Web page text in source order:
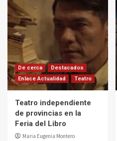
De cerca
Destacados
Enlace Actualidad
Teatro
Teatro independiente
de provincias en la
Feria del Libro
Maria Eugenia Montero